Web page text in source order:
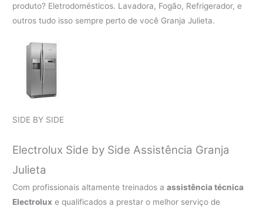
produto? Eletrodomésticos. Lavadora, Fogão, Refrigerador, e
outros tudo isso sempre perto de você Granja Julieta.
SIDE BY SIDE
Electrolux Side by Side Assistência Granja
Julieta
Com profissionais altamente treinados aassistência técnica
Electrolux e qualificados a prestar o melhor serviço de